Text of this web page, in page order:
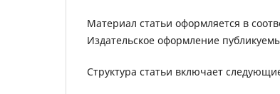
Материал статьи оформляется в
Издательское оформление
Структура статьи включает